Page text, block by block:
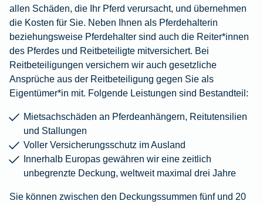
allen Schäden, die Ihr Pferd verursacht, und übernehmen
die Kosten für Sie. Neben Ihnen als Pferdehalterin
beziehungsweise Pferdehalter sind auch die Reiter*innen
des Pferdes und Reitbeteiligte mitversichert. Bei
Reitbeteiligungen versichern wir auch gesetzliche
Ansprüche aus der Reitbeteiligung gegen Sie als
Eigentümer*in mit. Folgende Leistungen sind Bestandteil:
Mietsachschäden an Pferdeanhängern, Reitutensilien
und Stallungen
Voller Versicherungsschutz im Ausland
Innerhalb Europas gewähren wir eine zeitlich
unbegrenzte Deckung, weltweit maximal drei Jahre
Sie können zwischen den Deckungssummen fünf und 20